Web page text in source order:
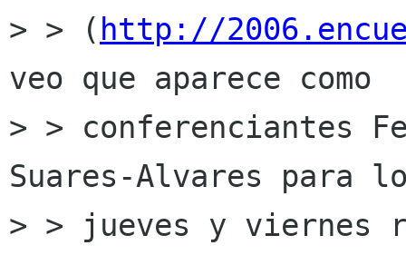
> > ( http://
veo que aparece como
> > conferenciantes
Suares-Alvares para
> > jueves y viernes